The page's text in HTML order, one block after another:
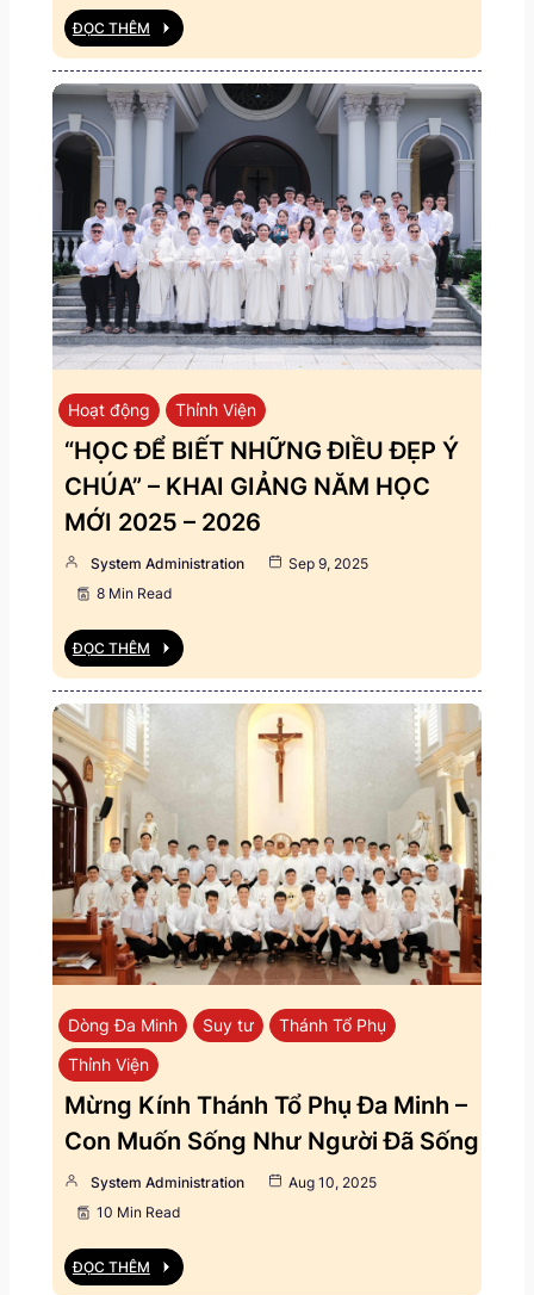
ĐỌC THÊM
Hoạt động Thỉnh Viện
“HỌC ĐỂ BIẾT NHỮNG ĐIỀU ĐẸP Ý
CHÚA” – KHAI GIẢNG NĂM HỌC
MỚI 2025 – 2026
System Administration
Sep 9, 2025
8 Min Read
ĐỌC THÊM
Dòng Đa Minh Suy tư
Thánh Tổ Phụ
Thỉnh Viện
Mừng Kính Thánh Tổ Phụ Đa Minh –
Con Muốn Sống Như Người Đã Sống
System Administration
Aug 10, 2025
10 Min Read
ĐỌC THÊM